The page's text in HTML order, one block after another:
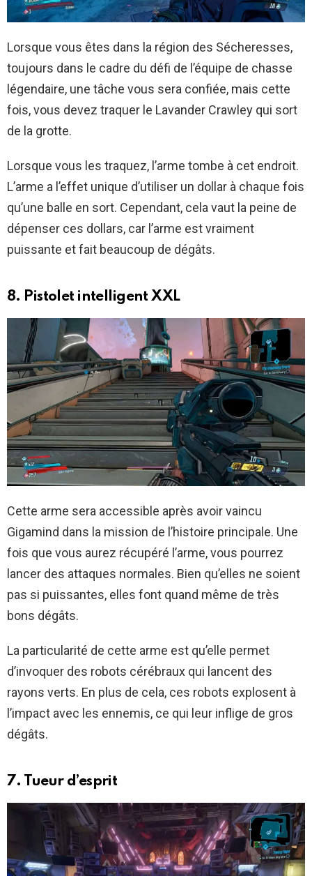
Lorsque vous êtes dans la région des Sécheresses,
toujours dans le cadre du défi de l’équipe de chasse
légendaire, une tâche vous sera confiée, mais cette
fois, vous devez traquer le Lavander Crawley qui sort
de la grotte.
Lorsque vous les traquez, l’arme tombe à cet endroit.
L’arme a l’effet unique d’utiliser un dollar à chaque fois
qu’une balle en sort. Cependant, cela vaut la peine de
dépenser ces dollars, car l’arme est vraiment
puissante et fait beaucoup de dégâts.
8. Pistolet intelligent XXL
Cette arme sera accessible après avoir vaincu
Gigamind dans la mission de l’histoire principale. Une
fois que vous aurez récupéré l’arme, vous pourrez
lancer des attaques normales. Bien qu’elles ne soient
pas si puissantes, elles font quand même de très
bons dégâts.
La particularité de cette arme est qu’elle permet
d’invoquer des robots cérébraux qui lancent des
rayons verts. En plus de cela, ces robots explosent à
l’impact avec les ennemis, ce qui leur inflige de gros
dégâts.
7. Tueur d’esprit